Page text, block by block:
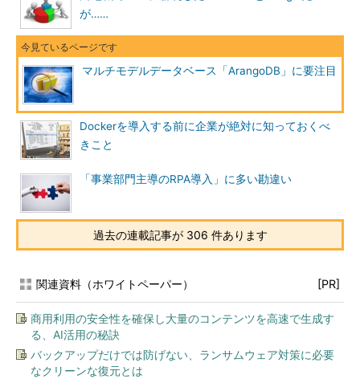
が……
マルチモデルデータベース「ArangoDB」に要注目
Dockerを導入する前に企業が絶対に知っておくべ
きこと
「事業部門主導のRPA導入」に多い勘違い
過去の連載記事が 306 件あります
関連資料（ホワイトペーパー） [PR]
商用利用の安全性を確保し大量のコンテンツを高速で生成す
る、AI活用の秘訣
バックアップだけでは防げない、ランサムウェア対策に必要
なクリーンな復元とは